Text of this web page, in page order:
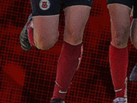
SPORTPARK GOED GENOEG
LIDMAATSCHAP
CONTACT